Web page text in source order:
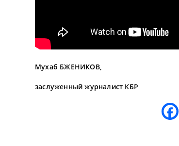
Мухаб БЖЕНИКОВ,
заслуженный журналист КБР